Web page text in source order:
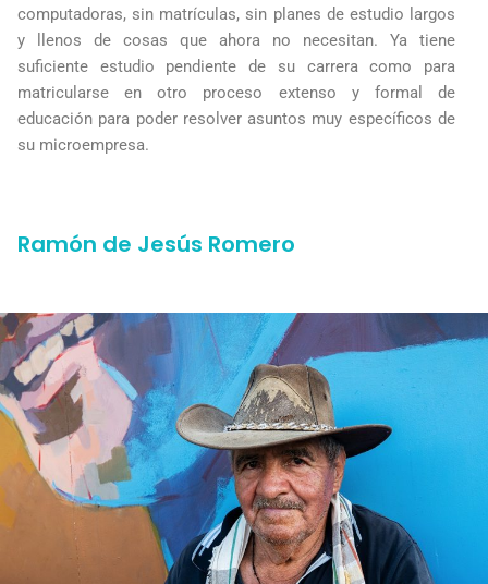
computadoras, sin matrículas, sin planes de estudio largos
y llenos de cosas que ahora no necesitan. Ya tiene
suficiente estudio pendiente de su carrera como para
matricularse en otro proceso extenso y formal de
educación para poder resolver asuntos muy específicos de
su microempresa.
Ramón de Jesús Romero